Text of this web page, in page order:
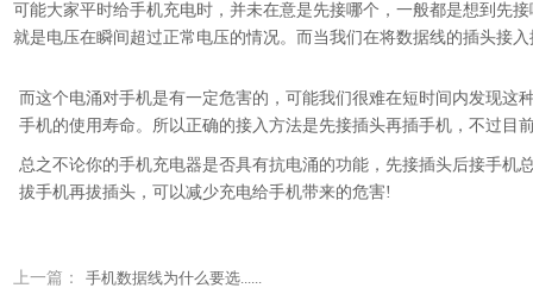
可能大家平时给手机充电时，并未在意是先接哪个，一般都是想到先
就是电压在瞬间超过正常电压的情况。而当我们在将数据线的插头接
而这个电涌对手机是有一定危害的，可能我们很难在短时间内发现
手机的使用寿命。所以正确的接入方法是先接插头再插手机，不过目
总之不论你的手机充电器是否具有抗电涌的功能，先接插头后接手
拔手机再拔插头，可以减少充电给手机带来的危害!
上一篇：
手机数据线为什么要选......